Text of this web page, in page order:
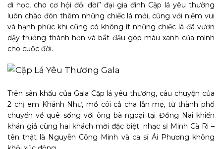
đi học, cho cơ hội đổi đời” đại gia đình Cặp lá yêu thường
luôn chào đón thêm những chiếc lá mới, cùng với niềm vui
và hạnh phúc khi cũng có không ít những chiếc lá đã vươn
dậy trưởng thành hơn và bắt đầu góp màu xanh của mình
cho cuộc đời.
Trên sân khấu của Gala Cặp lá yêu thương, câu chuyện của
2 chị em Khánh Như, mồ côi cả cha lẫn mẹ, từ thành phố
chuyển về quê sống với ông bà ngoại tại Đồng Nai khiến
khán giả cùng hai khách mời đặc biệt: nhạc sĩ Minh Cà Ri –
tên thật là Nguyễn Công Minh và ca sĩ Ái Phương không